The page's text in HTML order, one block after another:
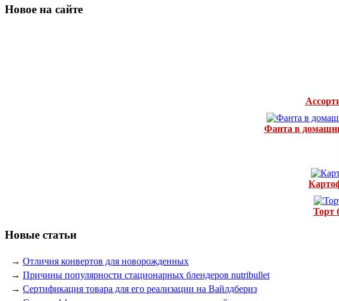
Новое на сайте
Фанта в
Торт
Новые статьи
→ Отличия конвертов для новорожденных
→ Причины популярности стационарных блендеров nutribullet
→ Сертификация товара для его реализации на Вайлдбериз